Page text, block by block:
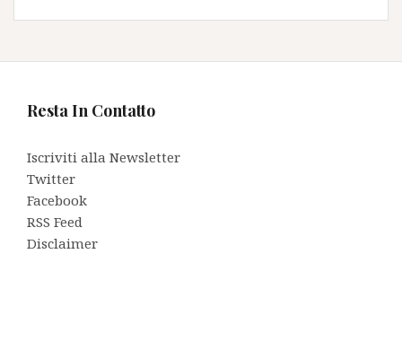
Resta In Contatto
Iscriviti alla Newsletter
Twitter
Facebook
RSS Feed
Disclaimer